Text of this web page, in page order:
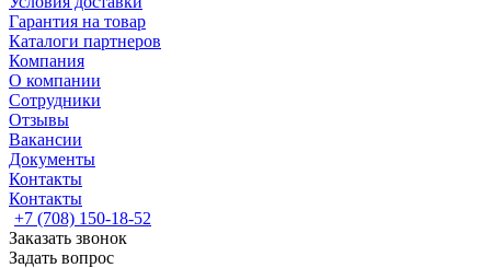
Гарантия на товар
Каталоги партнеров
Компания
О компании
Сотрудники
Отзывы
Вакансии
Документы
Контакты
Контакты
+7 (708) 150-18-52
Заказать звонок
Задать вопрос